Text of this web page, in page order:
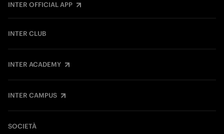
INTER OFFICIAL APP
INTER CLUB
INTER ACADEMY
INTER CAMPUS
SOCIETÀ